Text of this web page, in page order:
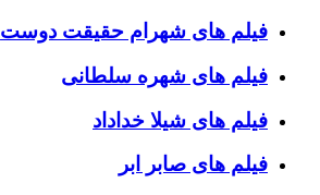
فیلم های شهرام حقیقت دوست
فیلم های شهره سلطانی
فیلم های شیلا خداداد
فیلم های صابر ابر